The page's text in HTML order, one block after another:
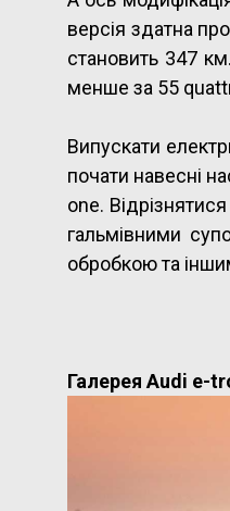
версія здатна
становить 347
менше за 55
Випускати
почати навесні
one.
гальмівними
обробкою та
Галерея Audi e-